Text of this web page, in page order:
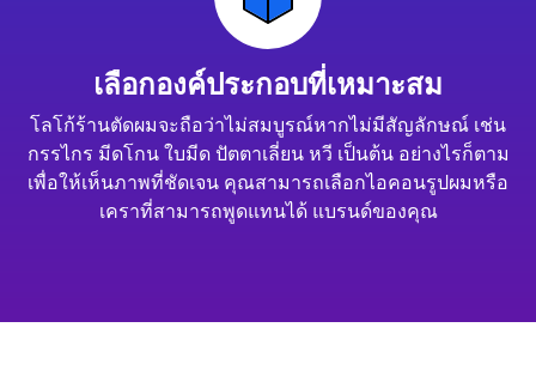
เลือกองค์ประกอบที่เหมาะสม
โลโก้ร้านตัดผมจะถือว่าไม่สมบูรณ์หากไม่มีสัญลักษณ์ เช่น
กรรไกร มีดโกน ใบมีด ปัตตาเลี่ยน หวี เป็นต้น อย่างไรก็ตาม
เพื่อให้เห็นภาพที่ชัดเจน คุณสามารถเลือกไอคอนรูปผมหรือ
เคราที่สามารถพูดแทนได้ แบรนด์ของคุณ